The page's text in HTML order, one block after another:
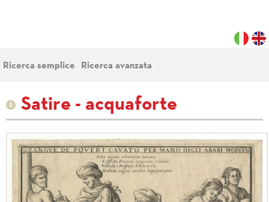
Ricerca semplice Ricerca avanzata
Satire - acquaforte